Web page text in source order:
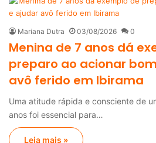
Mariana Dutra 03/08/2026 0
Menina de 7 anos dá
preparo ao acionar
avô ferido em Ibirama
Uma atitude rápida e consciente de
anos foi essencial para…
Leia mais »